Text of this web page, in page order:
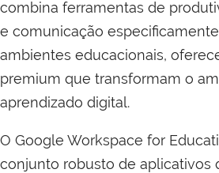
combina ferramentas de
e comunicação
ambientes educacionais,
premium que transformam o
aprendizado digital.
O Google Workspace for
conjunto robusto de aplicativos